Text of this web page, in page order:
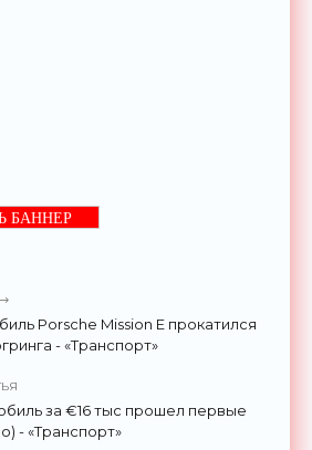
БАННЕР
Porsche Mission E прокатился
- «Транспорт»
за €16 тыс прошел первые
- «Транспорт»